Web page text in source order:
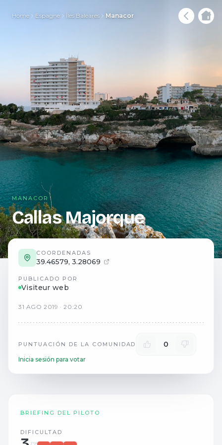
Home Espagne Îles Baléares Manacor
MANACOR
Callas Majorque
COORDENADAS
39.46579, 3.28069
PUBLICADO POR
Visiteur web
31 AGO 2019 ·20:20
PUNTUACIÓN DE LA COMUNIDAD 0
Inicia sesión para votar
BRIEFING DEL PILOTO
DIFICULTAD